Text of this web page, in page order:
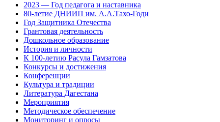
2023 — Год педагога и наставника
80-летие ДНИИП им. А.А.Тахо-Годи
Год Защитника Отечества
Грантовая деятельность
Дошкольное образование
История и личности
К 100-летию Расула Гамзатова
Конкурсы и достижения
Конференции
Культура и традиции
Литература Дагестана
Мероприятия
Методическое обеспечение
Мониторинг и опросы